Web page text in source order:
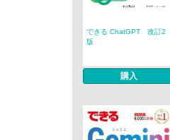
できる ChatGPT 改訂2
版
購入